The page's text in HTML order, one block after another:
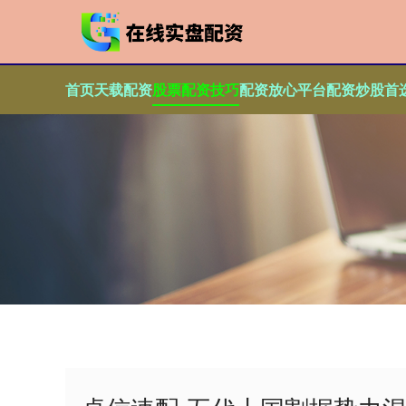
首页天载配资股票配资技巧配资放心平台配资炒股首